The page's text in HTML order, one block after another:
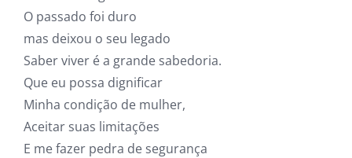
O passado foi duro
mas deixou o seu legado
Saber viver é a grande sabedoria.
Que eu possa dignificar
Minha condição de mulher,
Aceitar suas limitações
E me fazer pedra de segurança